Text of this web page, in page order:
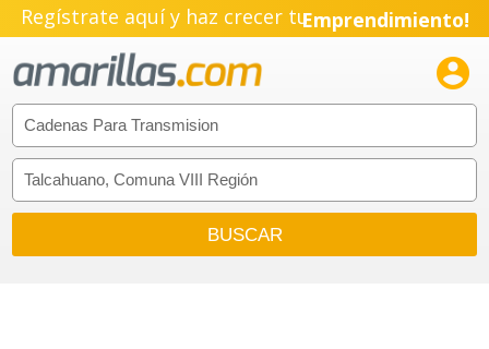
Regístrate aquí y haz crecer tuEmprendimiento!
